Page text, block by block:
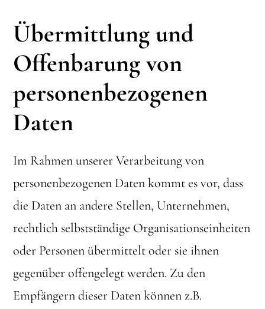
Übermittlung und
Offenbarung von
personenbezogenen
Daten
Im Rahmen unserer Verarbeitung von
personenbezogenen Daten kommt es vor, dass
die Daten an andere Stellen, Unternehmen,
rechtlich selbstständige Organisationseinheiten
oder Personen übermittelt oder sie ihnen
gegenüber offengelegt werden. Zu den
Empfängern dieser Daten können z.B.